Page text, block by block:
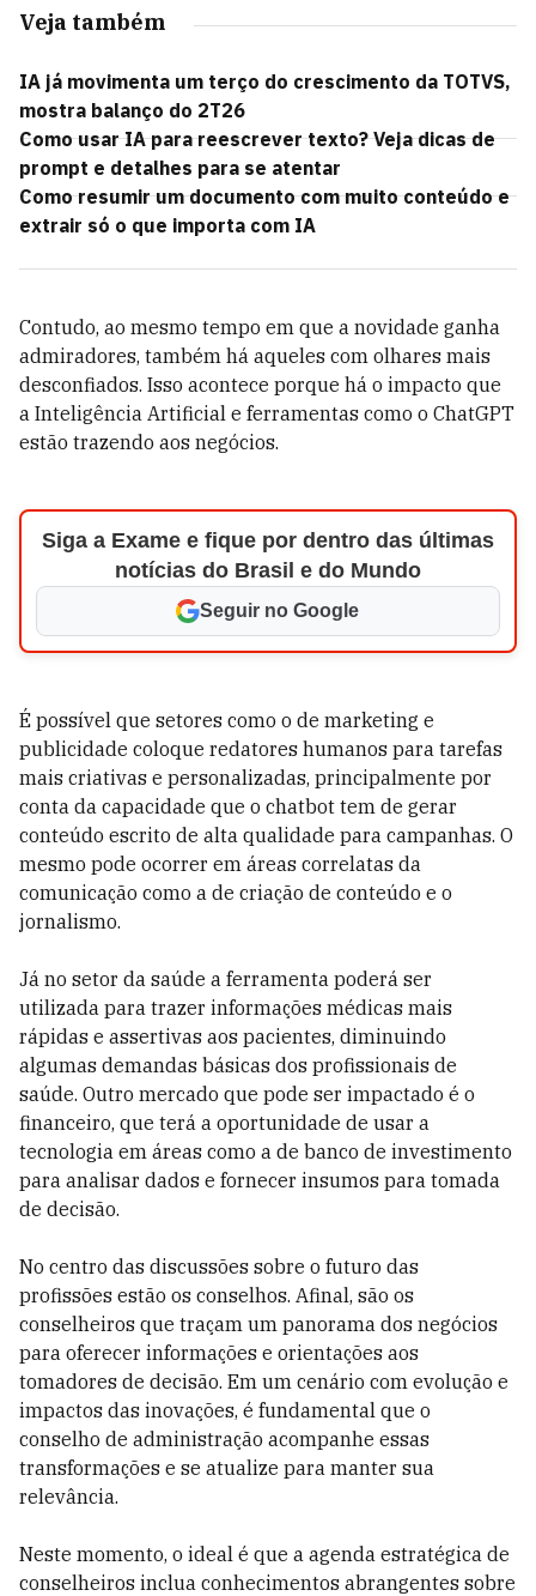
Veja também
IA já movimenta um terço do crescimento da TOTVS,
mostra balanço do 2T26
Como usar IA para reescrever texto? Veja dicas de
prompt e detalhes para se atentar
Como resumir um documento com muito conteúdo e
extrair só o que importa com IA
Contudo, ao mesmo tempo em que a novidade ganha
admiradores, também há aqueles com olhares mais
desconfiados. Isso acontece porque há o impacto que
a Inteligência Artificial e ferramentas como o ChatGPT
estão trazendo aos negócios.
Siga a Exame e fique por dentro das últimas
notícias do Brasil e do Mundo
Seguir no Google
É possível que setores como o de marketing e
publicidade coloque redatores humanos para tarefas
mais criativas e personalizadas, principalmente por
conta da capacidade que o chatbot tem de gerar
conteúdo escrito de alta qualidade para campanhas. O
mesmo pode ocorrer em áreas correlatas da
comunicação como a de criação de conteúdo e o
jornalismo.
Já no setor da saúde a ferramenta poderá ser
utilizada para trazer informações médicas mais
rápidas e assertivas aos pacientes, diminuindo
algumas demandas básicas dos profissionais de
saúde. Outro mercado que pode ser impactado é o
financeiro, que terá a oportunidade de usar a
tecnologia em áreas como a de banco de investimento
para analisar dados e fornecer insumos para tomada
de decisão.
No centro das discussões sobre o futuro das
profissões estão os conselhos. Afinal, são os
conselheiros que traçam um panorama dos negócios
para oferecer informações e orientações aos
tomadores de decisão. Em um cenário com evolução e
impactos das inovações, é fundamental que o
conselho de administração acompanhe essas
transformações e se atualize para manter sua
relevância.
Neste momento, o ideal é que a agenda estratégica de
conselheiros inclua conhecimentos abrangentes sobre